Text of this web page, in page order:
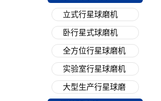
立式行星球磨机
卧行星式球磨机
全方位行星球磨机
实验室行星球磨机
大型生产行星球磨